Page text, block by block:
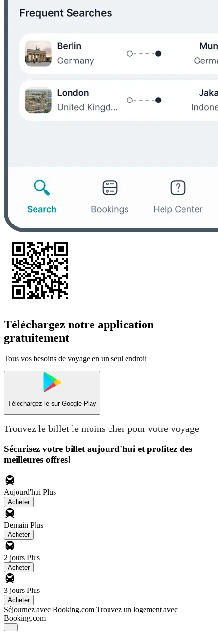
Téléchargez notre application
gratuitement
Tous vos besoins de voyage en un seul endroit
Téléchargez-le sur Google Play
Trouvez le billet le moins cher pour votre voyage
Sécurisez votre billet aujourd'hui et profitez des
meilleures offres!
Aujourd'hui Plus
Acheter
Demain Plus
Acheter
2 jours Plus
Acheter
3 jours Plus
Acheter
Séjournez avec Booking.com Trouvez un logement avec
Booking.com